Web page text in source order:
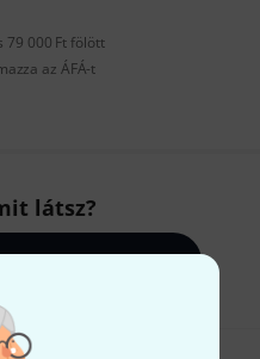
79 000 Ft fölött
az ÁFÁ-t
látsz?
& Visszajelzések